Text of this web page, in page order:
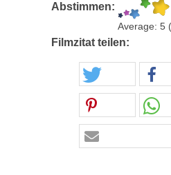
Abstimmen:
Average: 5 (
Filmzitat teilen: